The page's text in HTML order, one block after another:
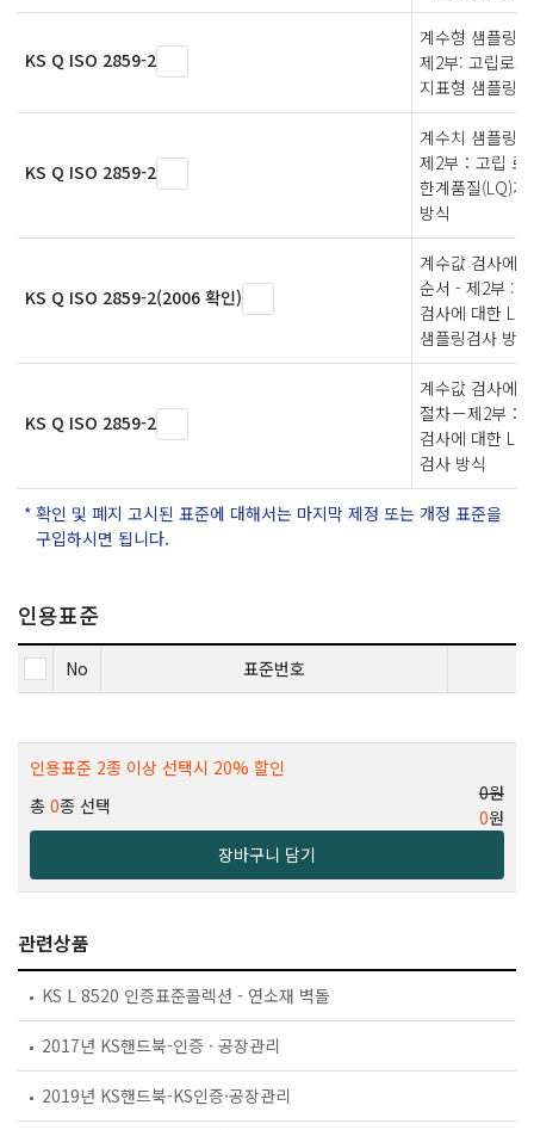
KS Q ISO 2859-2
계수형 샘플링
제2부: 고립로
지표형 샘플링
KS Q ISO 2859-2
계수치 샘플링
제2부：고립 로
한계품질(LQ)
방식
KS Q ISO 2859-2(2006 확인)
계수값 검사에
순서 - 제2부 :
검사에 대한 LQ
샘플링검사 방식
KS Q ISO 2859-2
계수값 검사에
절차－제2부：
검사에 대한
검사 방식
확인 및 폐지 고시된 표준에 대해서는 마지막 제정 또는 개정 표준을
구입하시면 됩니다.
인용표준
No 표준번호
인용표준 2종 이상 선택시 20% 할인
총 0종 선택
0원
0원
장바구니 담기
관련상품
KS L 8520 인증표준콜렉션 - 연소재 벽돌
2017년 KS핸드북-인증 · 공장관리
2019년 KS핸드북-KS인증·공장관리